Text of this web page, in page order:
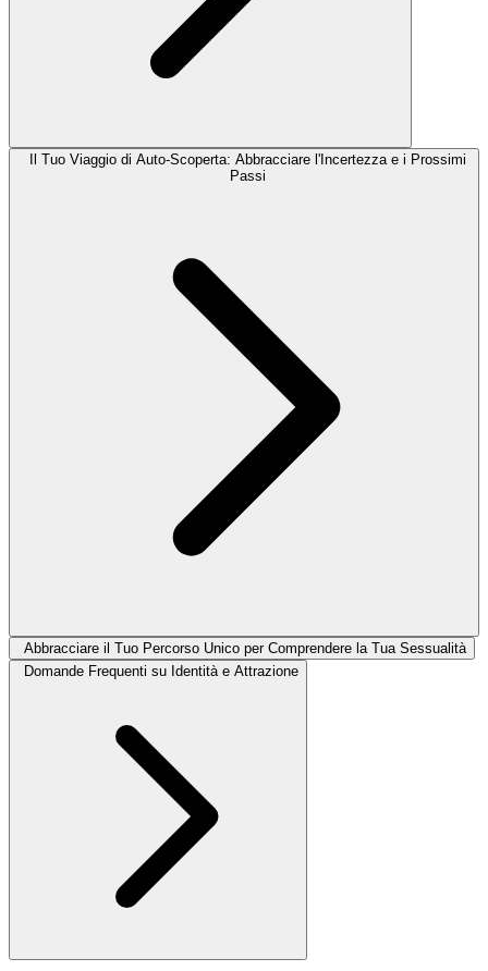
Il Tuo Viaggio di Auto-Scoperta: Abbracciare l'Incertezza e i Prossimi
Passi
Abbracciare il Tuo Percorso Unico per Comprendere la Tua Sessualità
Domande Frequenti su Identità e Attrazione